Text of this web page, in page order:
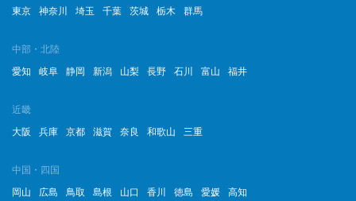
東京
神奈川 埼玉 千葉 茨城 栃木 群馬
中部・北陸
愛知
岐阜 静岡 新潟 山梨 長野 石川 富山 福井
近畿
大阪
兵庫 京都 滋賀 奈良 和歌山 三重
中国・四国
岡山
広島 鳥取 島根 山口 香川 徳島 愛媛 高知